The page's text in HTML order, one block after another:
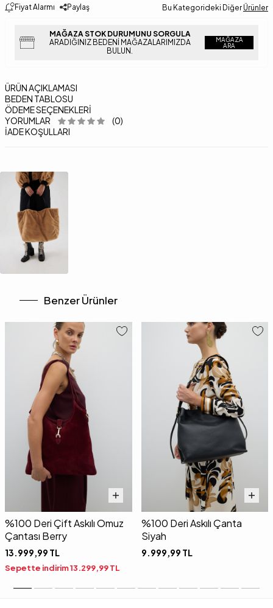
Fiyat Alarmı Paylaş Bu Kategorideki Diğer Ürünler
MAĞAZA STOK DURUMUNU SORGULA
ARADIĞINIZ BEDENI MAĞAZALARIMIZDA
BULUN.
MAĞAZA
ARA
ÜRÜN AÇIKLAMASI
BEDEN TABLOSU
ÖDEME SEÇENEKLERI
YORUMLAR
(0)
İADE KOŞULLARI
Benzer Ürünler
%100 Deri Çift Askılı Omuz
Çantası Berry
13.999,99 TL
Sepette indirim13.299,99TL
%100 Deri Askılı Çanta
Siyah
9.999,99 TL